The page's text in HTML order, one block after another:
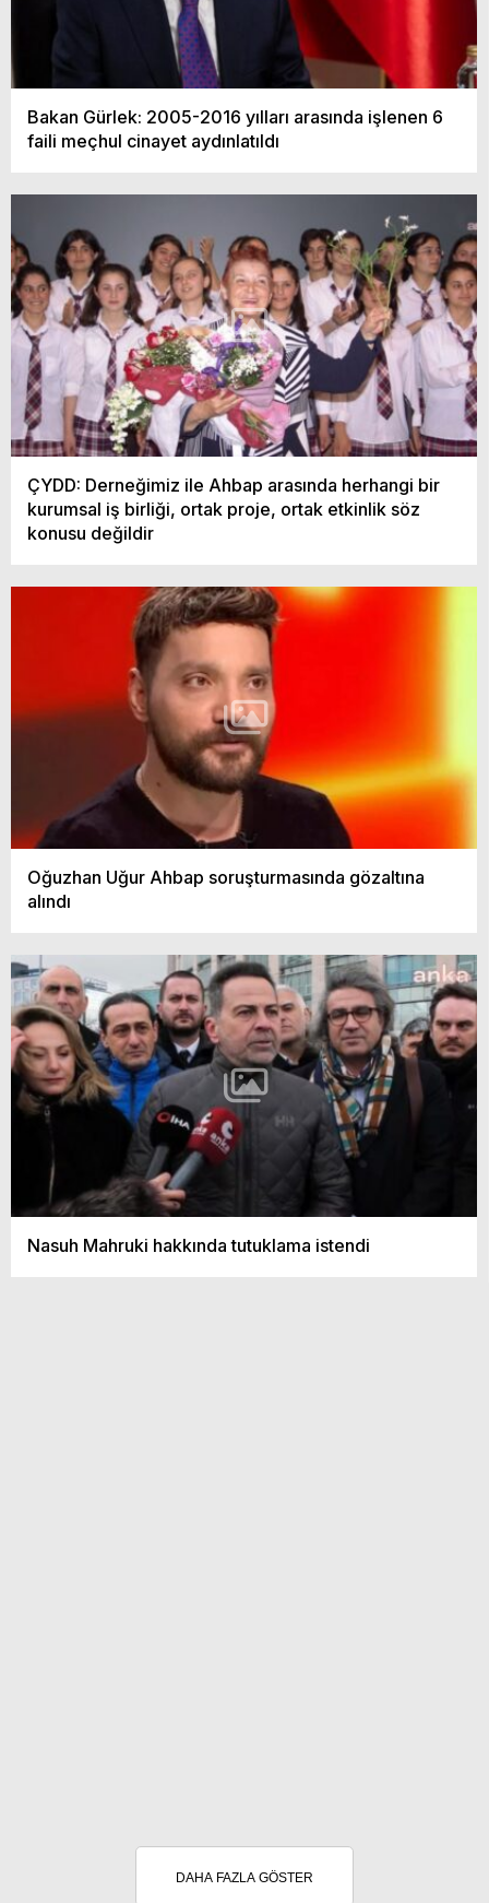
Bakan Gürlek: 2005-2016 yılları arasında işlenen 6
faili meçhul cinayet aydınlatıldı
ÇYDD: Derneğimiz ile Ahbap arasında herhangi bir
kurumsal iş birliği, ortak proje, ortak etkinlik söz
konusu değildir
Oğuzhan Uğur Ahbap soruşturmasında gözaltına
alındı
Nasuh Mahruki hakkında tutuklama istendi
DAHA FAZLA GÖSTER